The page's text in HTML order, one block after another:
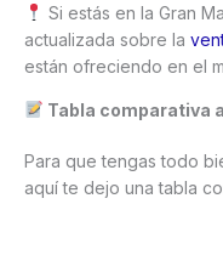
Si estás en la Gran
actualizada sobre la
están ofreciendo en el
Tabla comparativa
Para que tengas todo
aquí te dejo una tabla